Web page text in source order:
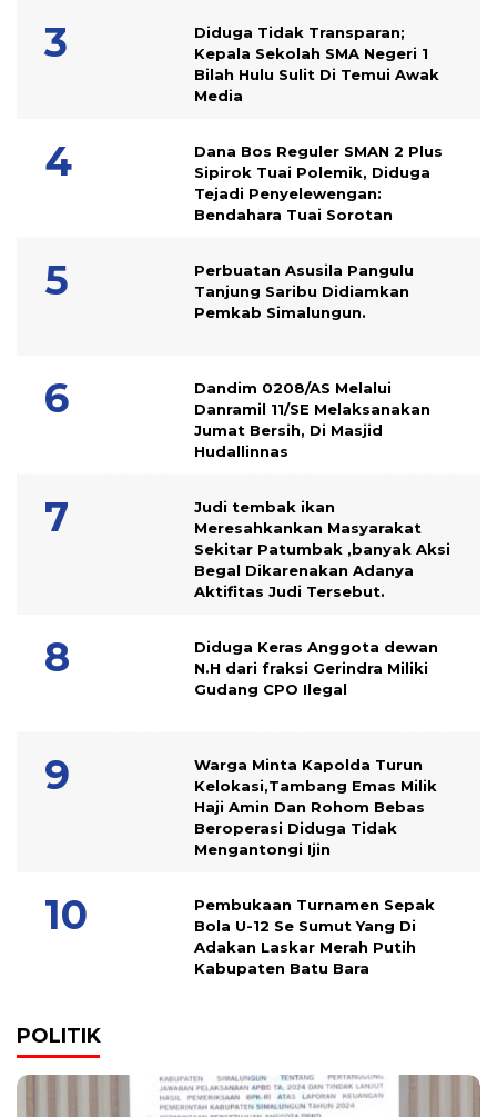
Diduga Tidak Transparan;
Kepala Sekolah SMA Negeri 1
Bilah Hulu Sulit Di Temui Awak
Media
Dana Bos Reguler SMAN 2 Plus
Sipirok Tuai Polemik, Diduga
Tejadi Penyelewengan:
Bendahara Tuai Sorotan
Perbuatan Asusila Pangulu
Tanjung Saribu Didiamkan
Pemkab Simalungun.
Dandim 0208/AS Melalui
Danramil 11/SE Melaksanakan
Jumat Bersih, Di Masjid
Hudallinnas
Judi tembak ikan
Meresahkankan Masyarakat
Sekitar Patumbak ,banyak Aksi
Begal Dikarenakan Adanya
Aktifitas Judi Tersebut.
Diduga Keras Anggota dewan
N.H dari fraksi Gerindra Miliki
Gudang CPO Ilegal
Warga Minta Kapolda Turun
Kelokasi,Tambang Emas Milik
Haji Amin Dan Rohom Bebas
Beroperasi Diduga Tidak
Mengantongi Ijin
Pembukaan Turnamen Sepak
Bola U-12 Se Sumut Yang Di
Adakan Laskar Merah Putih
Kabupaten Batu Bara
POLITIK